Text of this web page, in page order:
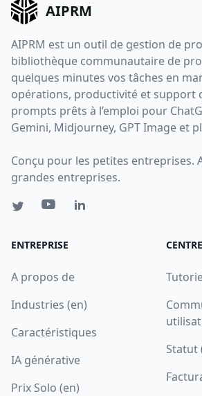
AIPRM
AIPRM est un outil de gestion de
bibliothèque communautaire de
quelques minutes vos tâches en
opérations, productivité et support
prompts prêts à l’emploi pour
Gemini, Midjourney, GPT Image et
Conçu pour les petites entreprises.
grandes entreprises.
ENTREPRISE
A propos de
Industries (en)
Caractéristiques
IA générative
Prix Solo (en)
Statut